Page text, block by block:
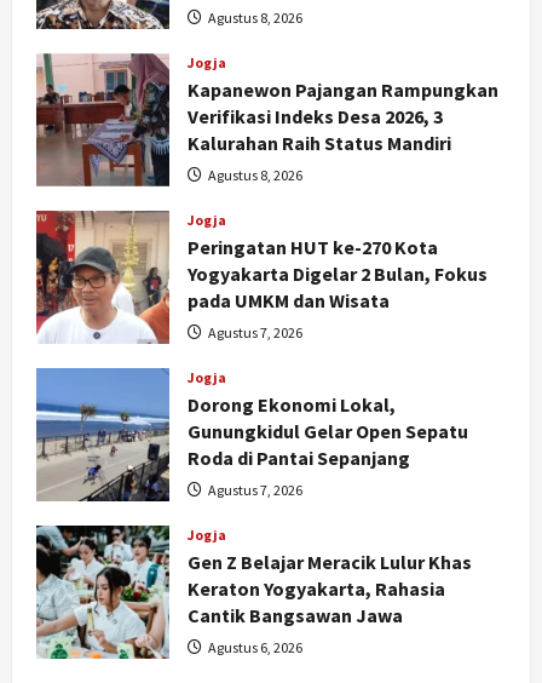
Agustus 8, 2026
Jogja
Kapanewon Pajangan Rampungkan
Verifikasi Indeks Desa 2026, 3
Kalurahan Raih Status Mandiri
Agustus 8, 2026
Jogja
Peringatan HUT ke-270 Kota
Yogyakarta Digelar 2 Bulan, Fokus
pada UMKM dan Wisata
Agustus 7, 2026
Jogja
Dorong Ekonomi Lokal,
Gunungkidul Gelar Open Sepatu
Roda di Pantai Sepanjang
Agustus 7, 2026
Jogja
Gen Z Belajar Meracik Lulur Khas
Keraton Yogyakarta, Rahasia
Cantik Bangsawan Jawa
Agustus 6, 2026